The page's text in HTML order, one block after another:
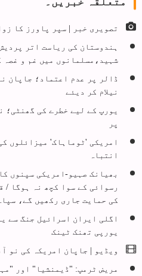
تصویری خبر | سپر پاورز کا
ہندوستان کی ریاست اتر
شہید،مسلمانوں میں غم و غصہ
ڈالر پر عدم اعتماد؛ جاپان
نیلام کر دیئے
یورپ کے لیے خطرے کی گھنٹی؛
پر
امریکی 'ٹوماہاک' میزائلوں
انتباہ
بھیانک صہیو-امریکی سپنوں
رسوائی کے سوا کچھ نہ ہوگا /
کی حمایت جاری رکھیں گے،
اگلی ایران اسرائیل جنگ سے
یورپی تھنک ٹینک
ویڈیو | جاپان امریکہ کی نو
مریض ٹرمپ: "ڈیمنشیا" اور